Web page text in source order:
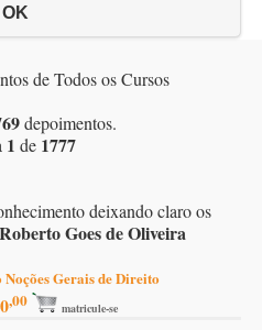
OK
de Todos os Cursos
depoimentos.
1 de 1777
deixando claro os
Goes de Oliveira
Noções Gerais de Direito
,00 matricule-se